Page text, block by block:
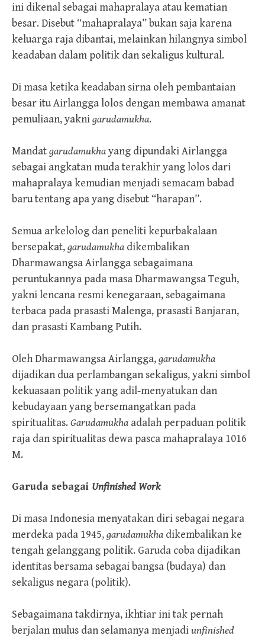
ini dikenal sebagai mahapralaya atau kematian
besar. Disebut “mahapralaya” bukan saja karena
keluarga raja dibantai, melainkan hilangnya simbol
keadaban dalam politik dan sekaligus kultural.
Di masa ketika keadaban sirna oleh pembantaian
besar itu Airlangga lolos dengan membawa amanat
pemuliaan, yaknigarudamukha.
Mandatgarudamukhayang dipundaki Airlangga
sebagai angkatan muda terakhir yang lolos dari
mahapralaya kemudian menjadi semacam babad
baru tentang apa yang disebut “harapan”.
Semua arkelolog dan peneliti kepurbakalaan
bersepakat,garudamukha dikembalikan
Dharmawangsa Airlangga sebagaimana
peruntukannya pada masa Dharmawangsa Teguh,
yakni lencana resmi kenegaraan, sebagaimana
terbaca pada prasasti Malenga, prasasti Banjaran,
dan prasasti Kambang Putih.
Oleh Dharmawangsa Airlangga,garudamukha
dijadikan dua perlambangan sekaligus, yakni simbol
kekuasaan politik yang adil-menyatukan dan
kebudayaan yang bersemangatkan pada
spiritualitas. Garudamukha adalah perpaduan politik
raja dan spiritualitas dewa pasca mahapralaya 1016
M.
Garuda sebagai Unfinished Work
Di masa Indonesia menyatakan diri sebagai negara
merdeka pada 1945,garudamukha dikembalikan ke
tengah gelanggang politik. Garuda coba dijadikan
identitas bersama sebagai bangsa (budaya) dan
sekaligus negara (politik).
Sebagaimana takdirnya, ikhtiar ini tak pernah
berjalan mulus dan selamanya menjadiunfinished